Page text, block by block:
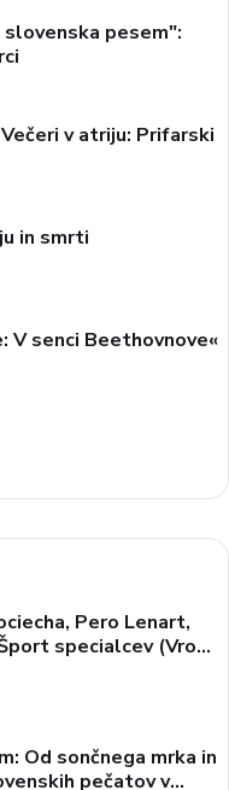
pesem":
v atriju: Prifarski
in smrti
V senci Beethovnove«
Pero Lenart,
specialcev (Vroča
Od sončnega mrka in
pečatov v